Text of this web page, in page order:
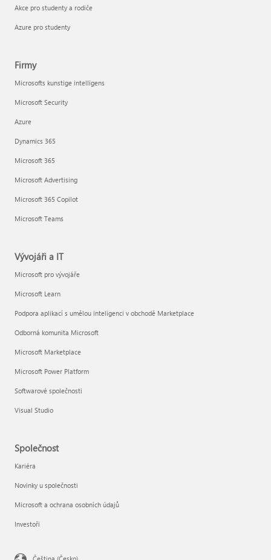
Akce pro studenty a rodiče
Azure pro studenty
Firmy
Microsofts kunstige intelligens
Microsoft Security
Azure
Dynamics 365
Microsoft 365
Microsoft Advertising
Microsoft 365 Copilot
Microsoft Teams
Vývojáři a IT
Microsoft pro vývojáře
Microsoft Learn
Podpora aplikací s umělou inteligenci v obchodě Marketplace
Odborná komunita Microsoft
Microsoft Marketplace
Microsoft Power Platform
Softwarové společnosti
Visual Studio
Společnost
Kariéra
Novinky u společnosti
Microsoft a ochrana osobních údajů
Investoři